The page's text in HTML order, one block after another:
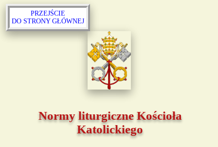
PRZEJŚCIE
DO STRONY GŁÓWNEJ
Normy liturgiczne Kościoła
Katolickiego